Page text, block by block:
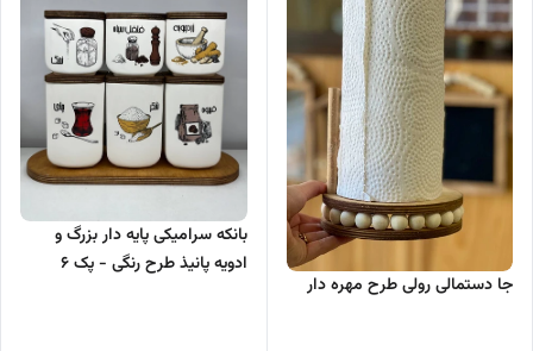
جا دستمالی رولی طرح مهره دار
بانکه سرامیکی پایه دار بزرگ و
ادویه پانیذ طرح رنگی - پک 6